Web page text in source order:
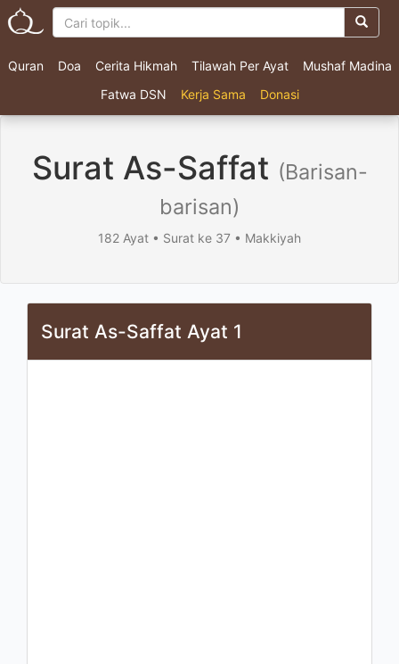
Quran Doa Cerita Hikmah Tilawah Per Ayat
Mushaf Madina
Fatwa DSN
Kerja Sama Donasi
Surat As-Saffat (Barisan-
barisan)
182 Ayat • Surat ke 37 • Makkiyah
Surat As-Saffat Ayat 1